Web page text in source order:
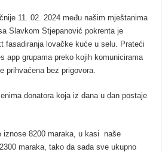
11. 02. 2024 među našim mještanima
Slavkom Stjepanović pokrenta je
fasadiranja lovačke kuće u selu. Prateći
app grupama preko kojih komunicirama
prihvaćena bez prigovora.
donatora koja iz dana u dan postaje
iznose 8200 maraka, u kasi naše
maraka, tako da sada sve ukupno